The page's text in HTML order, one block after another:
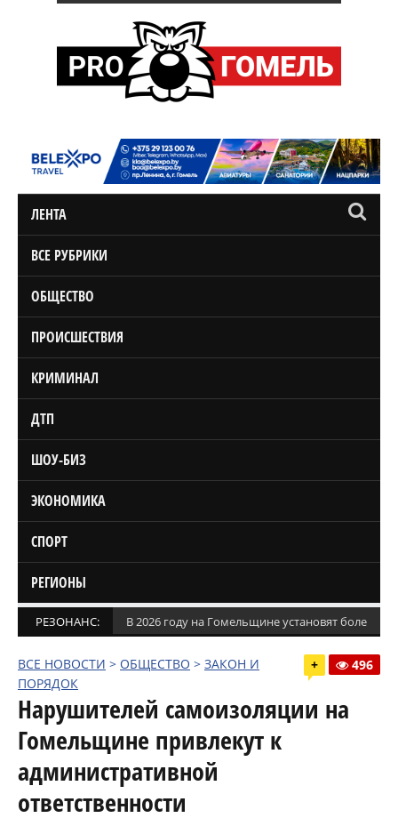
ЛЕНТА
ВСЕ РУБРИКИ
ОБЩЕСТВО
ПРОИСШЕСТВИЯ
КРИМИНАЛ
ДТП
ШОУ-БИЗ
ЭКОНОМИКА
СПОРТ
РЕГИОНЫ
РЕЗОНАНС: В 2026 году на Гомельщине установят более
ВСЕ НОВОСТИ > ОБЩЕСТВО > ЗАКОН И
ПОРЯДОК
+ 496
Нарушителей самоизоляции на
Гомельщине привлекут к
административной
ответственности